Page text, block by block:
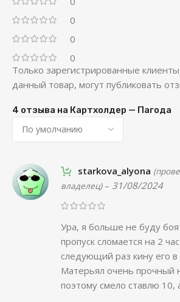
0
0
0
4 отзыва на Картхолдер — Пагода
starkova_alyona
владелец) – 31/08/2024
Ура, я больше не буду
пропуск сломается на 2
следующий раз кину его в
Матерьял очень прочный
поэтому смело ставлю 10,
Только зарегистрированные
данный товар, могут публиковать